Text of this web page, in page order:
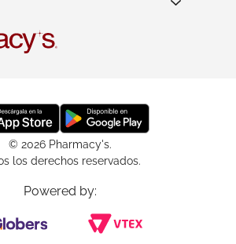
© 2026 Pharmacy's.
los derechos reservados.
Powered by: